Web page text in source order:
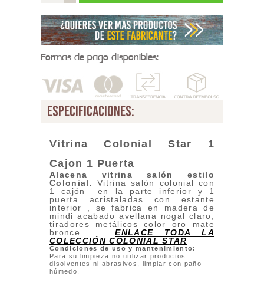
Formas de pago disponibles:
especificaciones:
Vitrina Colonial Star 1
Cajon 1 Puerta
Alacena vitrina salón estilo
Colonial.
Vitrina salón colonial con
1 cajón en la parte inferior y 1
puerta acristaladas con estante
interior , se fabrica en madera de
mindi acabado avellana nogal claro,
tiradores metálicos color oro mate
bronce.
ENLACE TODA LA
COLECCIÓN COLONIAL STAR
Condiciones de uso y mantenimiento:
Para su limpieza no utilizar productos
disolventes ni abrasivos, limpiar con paño
húmedo.